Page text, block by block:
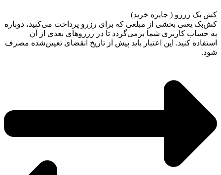
کش بک رزرو ( جایزه خرید)
کش‌بک یعنی بخشی از مبلغی که برای رزرو پرداخت می‌کنید، دوباره
به حساب کاربری شما برمی‌گردد تا در رزروهای بعدی از آن
استفاده کنید. این اعتبار باید پیش از تاریخ انقضای تعیین‌شده مصرف
شود.